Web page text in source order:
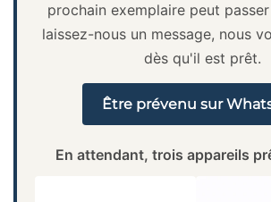
prochain exemplaire peut
laissez-nous un message, nous
dès qu'il est prêt.
Être prévenu sur
En attendant, trois appareils